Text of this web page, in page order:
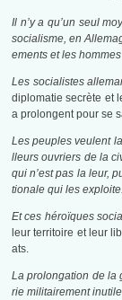
Il n’y a qu’un seul
socialisme, en
ements et les
Les socialistes
diplomatie secrète et
a prolongent pour se
Les peuples veulent
lleurs ouvriers de la
qui n’est pas la leur,
tionale qui les exploite.
Et ces héroïques
leur territoire et leur
ats.
La prolongation de la
rie militairement